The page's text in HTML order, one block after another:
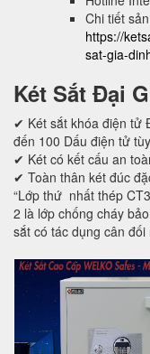
Chi tiết
https://
sat-gia-
Két Sắt Đại
✔ Két sắt khóa điện tử
đến 100 Dấu điện tử
✔ Két có kết cấu an
✔ Toàn thân két đúc
“Lớp thứ nhất thép
2 là lớp chống cháy
sắt có tác dụng cân